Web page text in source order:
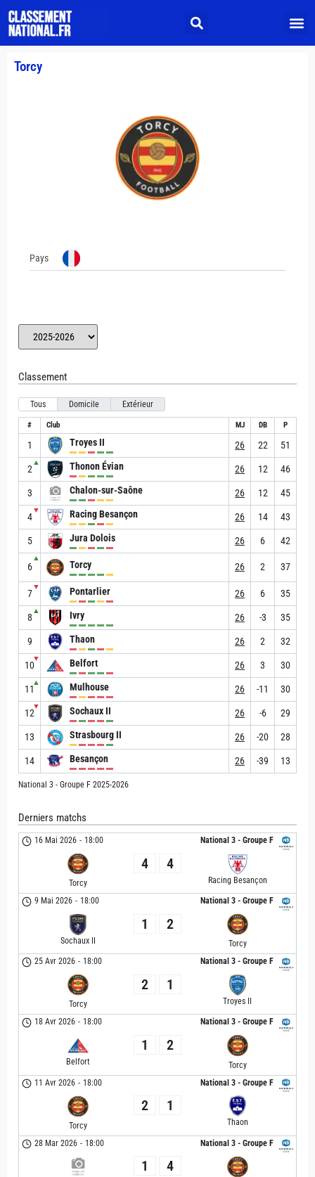
Torcy
Pays
Classement
Tous Domicile Extérieur
# Club MJ DB P
1 Troyes II 26 22 51
2
▲ Thonon Évian 26 12 46
3 Chalon-sur-Saône 26 12 45
4
▼ Racing Besançon 26 14 43
5 Jura Dolois 26 6 42
6
▲
Torcy 26 2 37
7
▼ Pontarlier 26 6 35
8
▲ Ivry 26 -3 35
9 Thaon 26 2 32
10
▼ Belfort 26 3 30
11
▲ Mulhouse 26 -11 30
12
▼ Sochaux II 26 -6 29
13 Strasbourg II 26 -20 28
14 Besançon 26 -39 13
National 3 - Groupe F 2025-2026
Derniers matchs
National 3 - Groupe F
16 Mai 2026 - 18:00
Torcy
4 4
Racing Besançon
National 3 - Groupe F
9 Mai 2026 - 18:00
Sochaux II
1 2
Torcy
National 3 - Groupe F
25 Avr 2026 - 18:00
Torcy
2 1
Troyes II
National 3 - Groupe F
18 Avr 2026 - 18:00
Belfort
1 2
Torcy
National 3 - Groupe F
11 Avr 2026 - 18:00
Torcy
2 1
Thaon
National 3 - Groupe F
28 Mar 2026 - 18:00
1 4